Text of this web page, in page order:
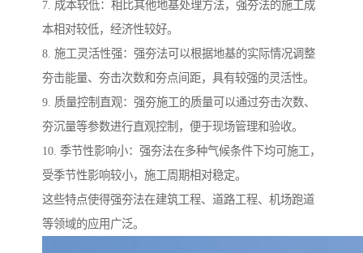
7. 成本较低：相比其他地基处理方法，强夯法的施工成
本相对较低，经济性较好。
8. 施工灵活性强：强夯法可以根据地基的实际情况调整
夯击能量、夯击次数和夯点间距，具有较强的灵活性。
9. 质量控制直观：强夯施工的质量可以通过夯击次数、
夯沉量等参数进行直观控制，便于现场管理和验收。
10. 季节性影响小：强夯法在多种气候条件下均可施工，
受季节性影响较小，施工周期相对稳定。
这些特点使得强夯法在建筑工程、道路工程、机场跑道
等领域的应用广泛。